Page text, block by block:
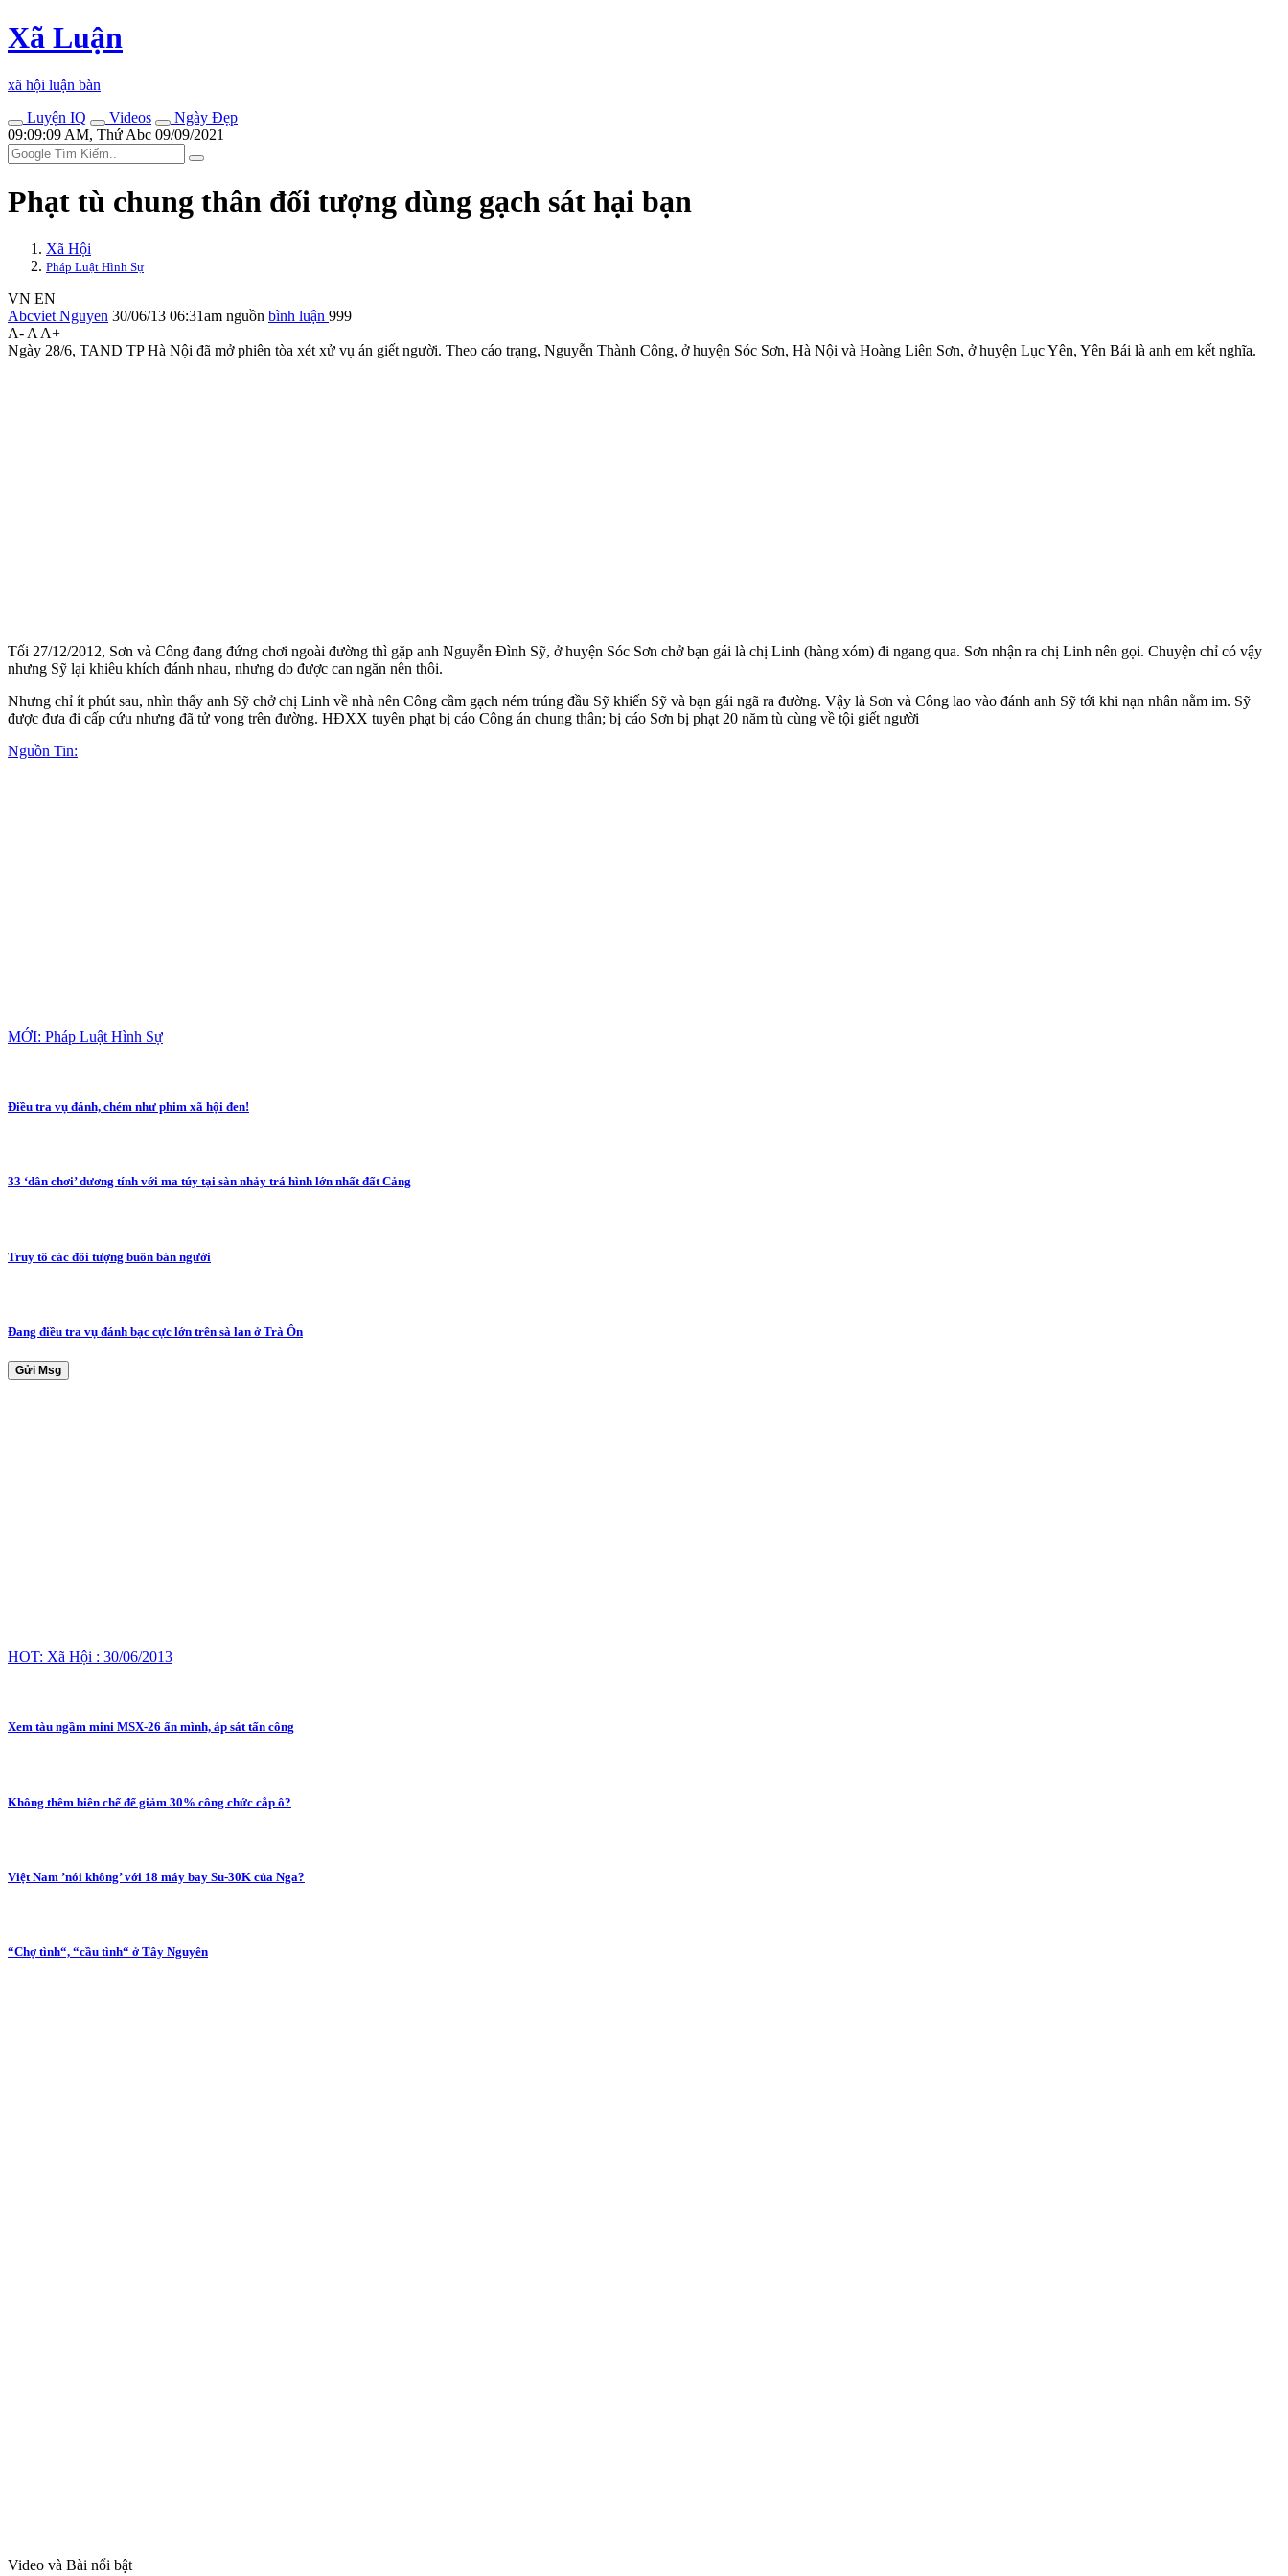
Xã Luận
xã hội luận bàn
Luyện IQ
Videos
Ngày Đẹp
09:09:09 AM, Thứ Abc 09/09/2021
Phạt tù chung thân đối tượng dùng gạch sát hại bạn
Xã Hội
Pháp Luật Hình Sự
VN EN
Abcviet Nguyen 30/06/13 06:31am nguồn bình luận 999
A- A A+
Ngày 28/6, TAND TP Hà Nội đã mở phiên tòa xét xử vụ án giết người. Theo cáo trạng, Nguyễn Thành Công, ở huyện Sóc Sơn, Hà Nội và Hoàng Liên Sơn, ở huyện Lục Yên, Yên Bái là anh em kết nghĩa.
Tối 27/12/2012, Sơn và Công đang đứng chơi ngoài đường thì gặp anh Nguyễn Đình Sỹ, ở huyện Sóc Sơn chở bạn gái là chị Linh (hàng xóm) đi ngang qua. Sơn nhận ra chị Linh nên gọi. Chuyện chỉ có vậy
nhưng Sỹ lại khiêu khích đánh nhau, nhưng do được can ngăn nên thôi.
Nhưng chỉ ít phút sau, nhìn thấy anh Sỹ chở chị Linh về nhà nên Công cầm gạch ném trúng đầu Sỹ khiến Sỹ và bạn gái ngã ra đường. Vậy là Sơn và Công lao vào đánh anh Sỹ tới khi nạn nhân nằm im. Sỹ
được đưa đi cấp cứu nhưng đã t‌ử von‌g trên đường. HĐXX tuyên phạt bị cáo Công án chung thân; bị cáo Sơn bị phạt 20 năm tù cùng về tội giết người
Nguồn Tin:
MỚI: Pháp Luật Hình Sự
Điều tra vụ đánh, chém như phim xã hội đen!
33 ‘dân chơi’ dương tính với ma túy tại sàn nhảy trá hình lớn nhất đất Cảng
Truy tố các đối tượng buôn bán người
Đang điều tra vụ đánh bạc cực lớn trên sà lan ở Trà Ôn
Gửi Msg
HOT: Xã Hội : 30/06/2013
Xem tàu ngầm mini MSX-26 ẩn mình, áp sát tấn công
Không thêm biên chế để giảm 30% công chức cắp ô?
Việt Nam ’nói không’ với 18 máy bay Su-30K của Nga?
“Chợ tình“, “cầu tình“ ở Tây Nguyên
Video và Bài nổi bật